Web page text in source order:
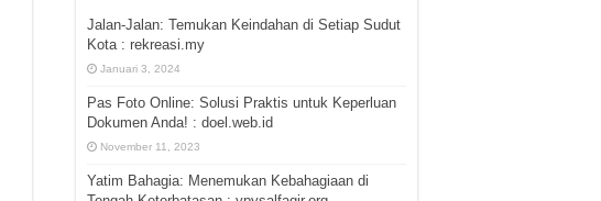
Jalan-Jalan: Temukan Keindahan di Setiap Sudut
Kota : rekreasi.my
Januari 3, 2024
Pas Foto Online: Solusi Praktis untuk Keperluan
Dokumen Anda! : doel.web.id
November 11, 2023
Yatim Bahagia: Menemukan Kebahagiaan di